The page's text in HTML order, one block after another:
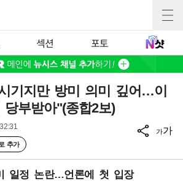
섹션 포토
기지만 방미 의미 깊어…이
부받아"(종합2보)
추가
가가
일정 논란…언론에 첫 입장